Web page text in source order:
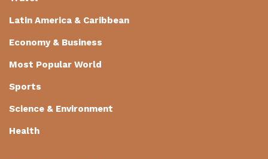
Latin America & Caribbean
Economy & Business
Most Popular World
Sports
Science & Environment
Health